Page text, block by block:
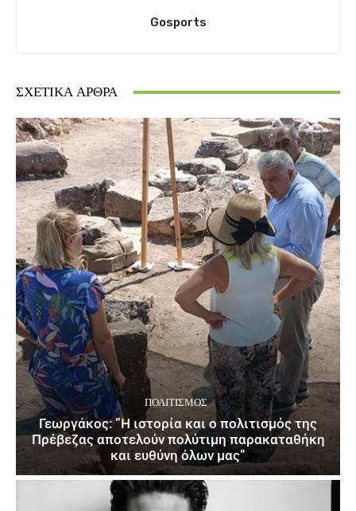
Gosports
ΣΧΕΤΙΚΆ ΆΡΘΡΑ
ΠΟΛΙΤΙΣΜΌΣ
Γεωργάκος: ”Η ιστορία και ο πολιτισμός της
Πρέβεζας αποτελούν πολύτιμη παρακαταθήκη
και ευθύνη όλων μας”